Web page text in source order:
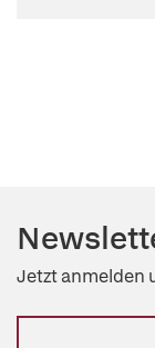
Jetzt anmelden